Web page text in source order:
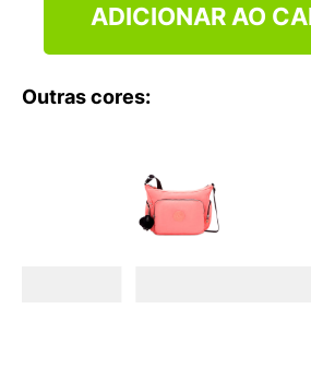
ADICIONAR AO
Outras cores: